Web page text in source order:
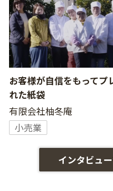
お客様が自信をもってプ
れた紙袋
有限会社柚冬庵
小売業
インタビュ